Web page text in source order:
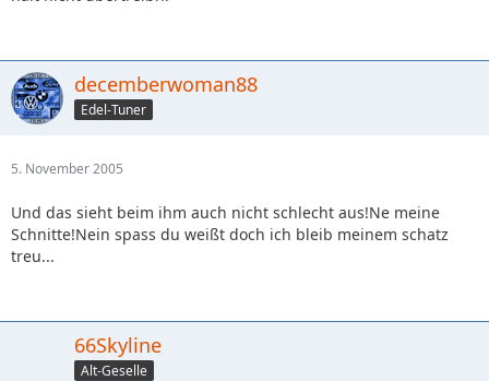
decemberwoman88
Edel-Tuner
5. November 2005
Und das sieht beim ihm auch nicht schlecht aus!Ne meine
Schnitte!Nein spass du weißt doch ich bleib meinem schatz
treu...
66Skyline
Alt-Geselle